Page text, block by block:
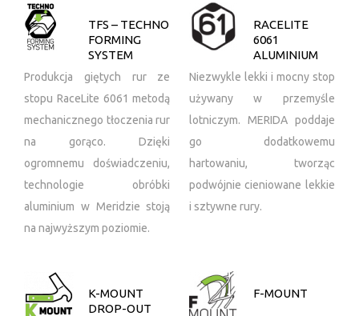
TFS – TECHNO
FORMING
SYSTEM
Produkcja giętych rur ze
stopu RaceLite 6061 metodą
mechanicznego tłoczenia rur
na gorąco. Dzięki
ogromnemu doświadczeniu,
technologie obróbki
aluminium w Meridzie stoją
na najwyższym poziomie.
RACELITE
6061
ALUMINIUM
Niezwykle lekki i mocny stop
używany w przemyśle
lotniczym. MERIDA poddaje
go dodatkowemu
hartowaniu, tworząc
podwójnie cieniowane lekkie
i sztywne rury.
K-MOUNT
DROP-OUT
F-MOUNT